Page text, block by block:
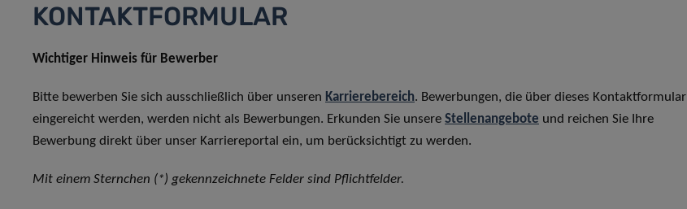
KONTAKTFORMULAR
Wichtiger Hinweis für Bewerber
Bitte bewerben Sie sich ausschließlich über unseren Karrierebereich. Bewerbungen, die über dieses Kontaktformular
eingereicht werden, werden nicht als Bewerbungen. Erkunden Sie unsere Stellenangebote und reichen Sie Ihre
Bewerbung direkt über unser Karriereportal ein, um berücksichtigt zu werden.
Mit einem Sternchen (*) gekennzeichnete Felder sind Pflichtfelder.